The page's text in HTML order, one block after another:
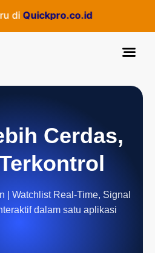
Quickpro.co.id
Cerdas,
| Watchlist Real-Time, Signal
dalam satu aplikasi